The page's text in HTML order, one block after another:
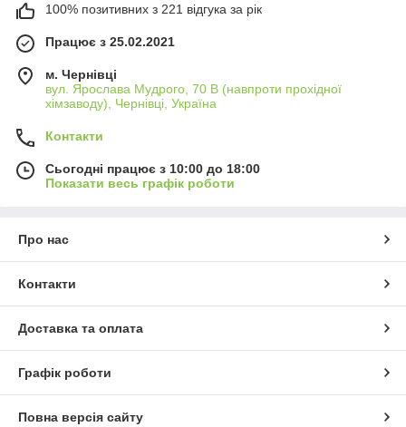
100% позитивних з 221 відгука за рік
Працює з 25.02.2021
м. Чернівці
вул. Ярослава Мудрого, 70 В (навпроти прохідної
хімзаводу), Чернівці, Україна
Контакти
Сьогодні працює з 10:00 до 18:00
Показати весь графік роботи
Про нас
Контакти
Доставка та оплата
Графік роботи
Повна версія сайту